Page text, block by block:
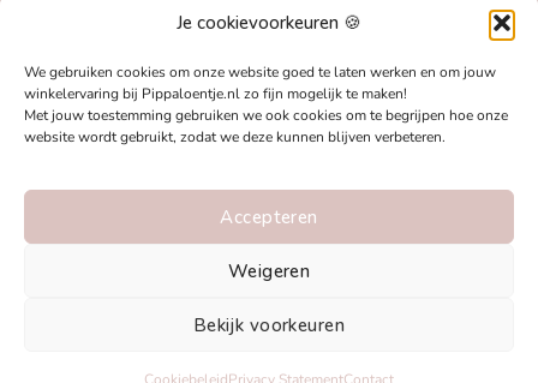
Je cookievoorkeuren 🍪
We gebruiken cookies om onze website goed te laten werken en om jouw
winkelervaring bij Pippaloentje.nl zo fijn mogelijk te maken!
Met jouw toestemming gebruiken we ook cookies om te begrijpen hoe onze
website wordt gebruikt, zodat we deze kunnen blijven verbeteren.
Accepteren
Weigeren
Bekijk voorkeuren